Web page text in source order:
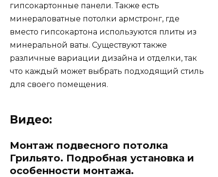
гипсокартонные панели. Также есть
минераловатные потолки армстронг, где
вместо гипсокартона используются плиты из
минеральной ваты. Существуют также
различные вариации дизайна и отделки, так
что каждый может выбрать подходящий стиль
для своего помещения.
Видео:
Монтаж подвесного потолка
Грильято. Подробная установка и
особенности монтажа.